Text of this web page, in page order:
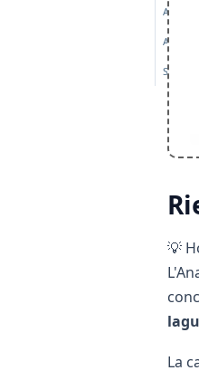
Aree
Altre
💡
La